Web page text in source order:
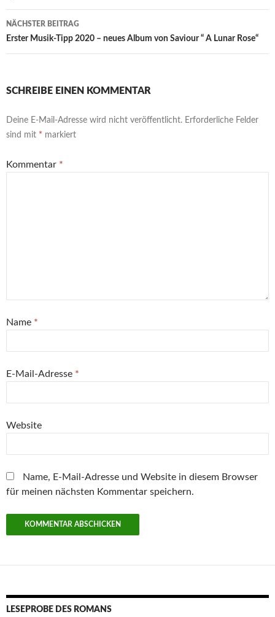
NÄCHSTER BEITRAG
Erster Musik-Tipp 2020 – neues Album von Saviour “ A Lunar Rose“
SCHREIBE EINEN KOMMENTAR
Deine E-Mail-Adresse wird nicht veröffentlicht. Erforderliche Felder
sind mit * markiert
Kommentar *
Name *
E-Mail-Adresse *
Website
Name, E-Mail-Adresse und Website in diesem Browser
für meinen nächsten Kommentar speichern.
LESEPROBE DES ROMANS